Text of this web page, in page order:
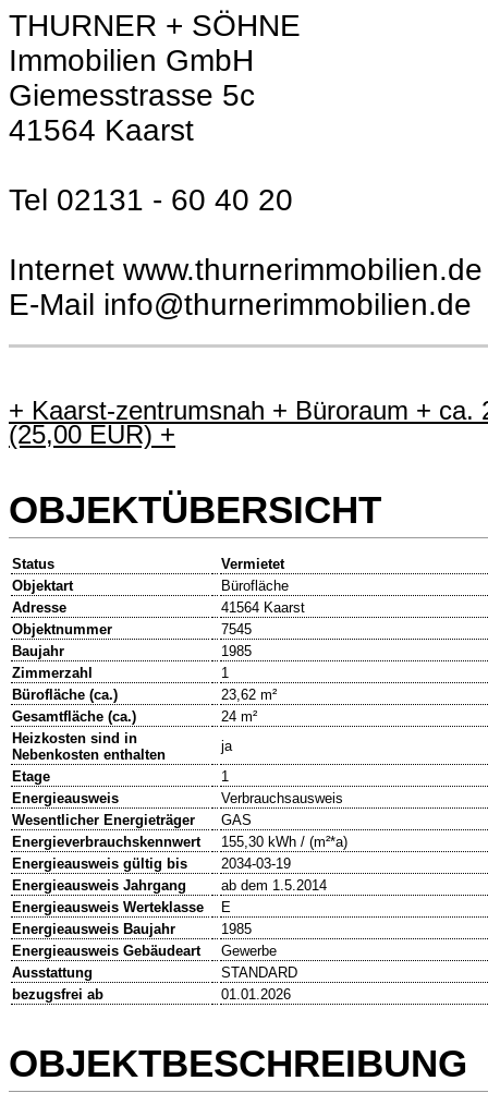
THURNER + SÖHNE
Immobilien GmbH
Giemesstrasse 5c
41564 Kaarst
Tel 02131 - 60 40 20
Internet www.thurnerimmobilien.de
E-Mail info@thurnerimmobilien.de
+ Kaarst-zentrumsnah + Büroraum + ca.
(25,00 EUR) +
OBJEKTÜBERSICHT
Status
Vermietet
Objektart
Bürofläche
Adresse
41564 Kaarst
Objektnummer
7545
Baujahr
1985
Zimmerzahl
1
Bürofläche (ca.)
23,62 m²
Gesamtfläche (ca.)
24 m²
Heizkosten sind in
Nebenkosten enthalten
ja
Etage
1
Energieausweis
Verbrauchsausweis
Wesentlicher Energieträger
GAS
Energieverbrauchskennwert
155,30 kWh / (m²*a)
Energieausweis gültig bis
2034-03-19
Energieausweis Jahrgang
ab dem 1.5.2014
Energieausweis Werteklasse
E
Energieausweis Baujahr
1985
Energieausweis Gebäudeart
Gewerbe
Ausstattung
STANDARD
bezugsfrei ab
01.01.2026
OBJEKTBESCHREIBUNG